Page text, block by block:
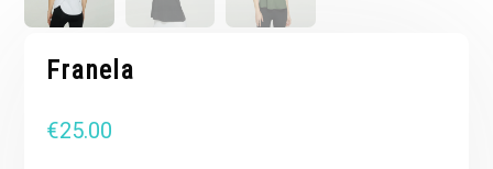
Franela
€25.00